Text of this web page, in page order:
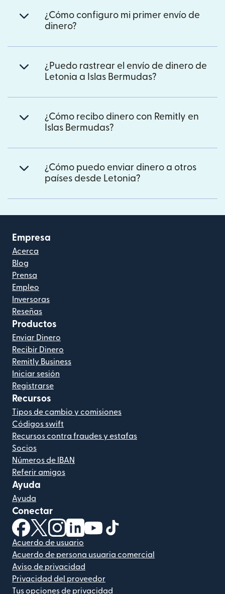
¿Cómo configuro mi primer envío de
dinero?
¿Puedo rastrear el envío de dinero de
Letonia a Islas Bermudas?
¿Cómo recibo dinero con Remitly en
Islas Bermudas?
¿Cómo puedo enviar dinero a otros
países desde Letonia?
Empresa
Acerca
Blog
Prensa
Empleo
Inversoras
Reseñas
Productos
Enviar Dinero
Recibir Dinero
Remitly Business
Iniciar sesión
Registrarse
Recursos
Tipos de cambio y comisiones
Códigos swift
Recursos contra fraudes y estafas
Socios
Números de IBAN
Referir amigos
Ayuda
Ayuda
Conectar
(se abre en una ventana nueva)
(se abre en una ventana nueva)
(se abre en una ventana nueva)
(se abre en una ventana nueva)
(se abre en una ventana nueva)
Acuerdo de usuario
Acuerdo de persona usuaria comercial
Aviso de privacidad
Privacidad del proveedor
Tus opciones de privacidad